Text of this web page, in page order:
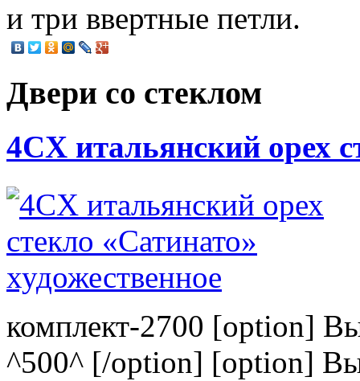
и три ввертные петли.
Двери со стеклом
4CХ итальянский орех
комплект-2700 [option]
^500^ [/option] [option]